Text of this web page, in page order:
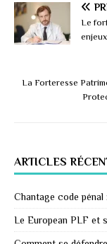
Le
La Forteresse
ARTICLES
Chantage code
Le European PLF et